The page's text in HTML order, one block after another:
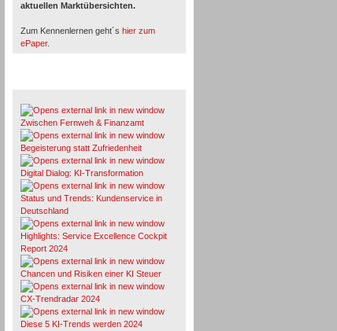
aktuellen Marktübersichten.
Zum Kennenlernen geht´s hier zum
ePaper.
Zwischen Fernweh & Finanzamt
Begeisterung statt Zufriedenheit
Digital Dialog: KI-Transformation
Status und Trends: Kundenservice in
Deutschland
Highlights: Service Excellence Cockpit
Report 2024
Chancen und Risiken einer KI Steuer
CX-Trendradar 2024
Diese 5 KI-Trends werden 2024